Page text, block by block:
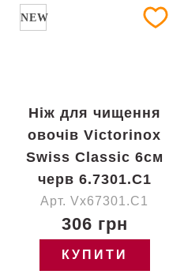
NEW
Ніж для чищення
овочів Victorinox
Swiss Classic 6см
черв 6.7301.C1
Арт. Vx67301.C1
306 грн
КУПИТИ